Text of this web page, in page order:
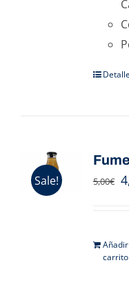
Sale! 5,00€
carrito